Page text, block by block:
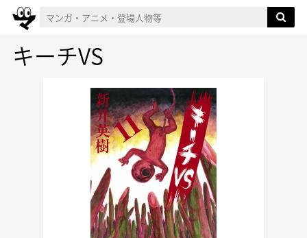
キーチVS